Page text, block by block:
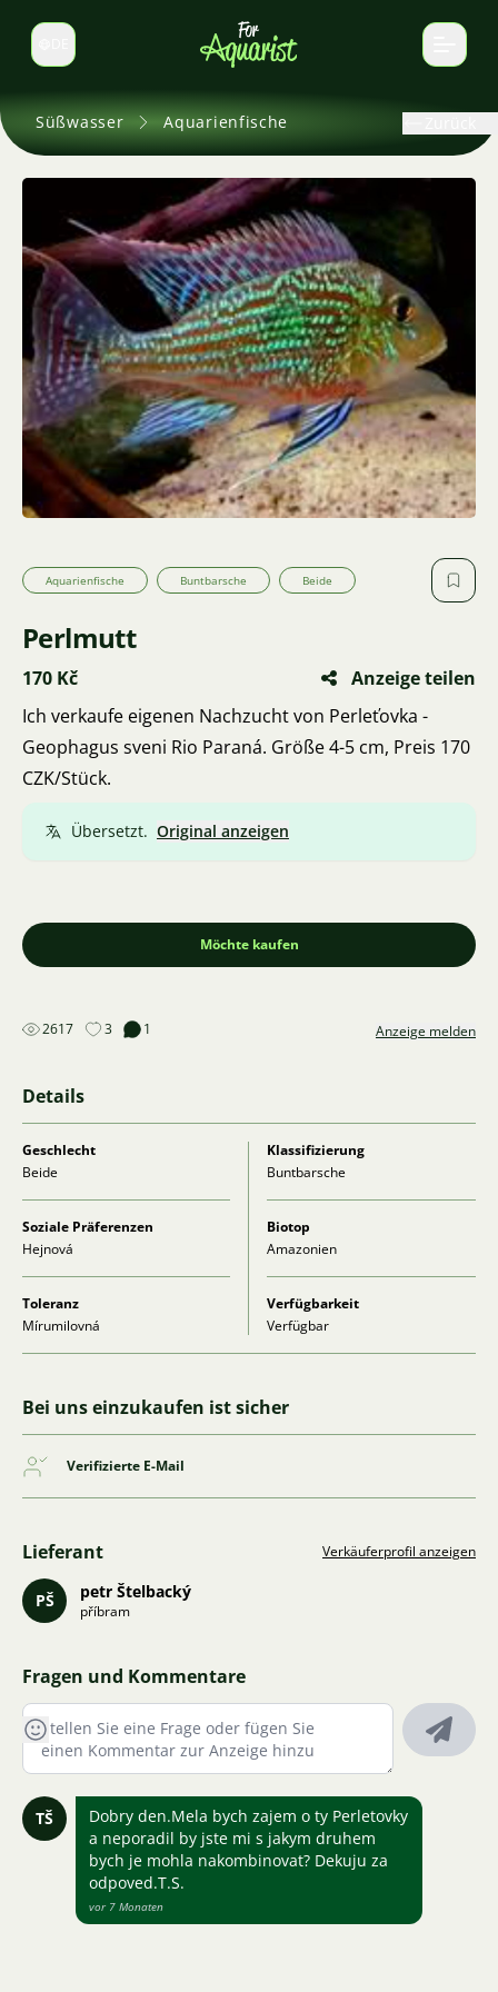
Sprache wechseln
Süßwasser Aquarienfische
Aquarienfische Buntbarsche Beide
Perlmutt
170 Kč
Anzeige teilen
Ich verkaufe eigenen Nachzucht von Perleťovka -
Geophagus sveni Rio Paraná. Größe 4-5 cm, Preis 170
CZK/Stück.
Übersetzt. Original anzeigen
Möchte kaufen
2617 3 1 Anzeige melden
Details
Geschlecht
Beide
Klassifizierung
Buntbarsche
Soziale Präferenzen
Hejnová
Biotop
Amazonien
Toleranz
Mírumilovná
Verfügbarkeit
Verfügbar
Bei uns einzukaufen ist sicher
Verifizierte E-Mail
Lieferant Verkäuferprofil anzeigen
PŠ petr Štelbacký
příbram
Fragen und Kommentare
TŠ
Dobry den.Mela bych zajem o ty Perletovky
a neporadil by jste mi s jakym druhem
bych je mohla nakombinovat? Dekuju za
odpoved.T.S.
vor 7 Monaten